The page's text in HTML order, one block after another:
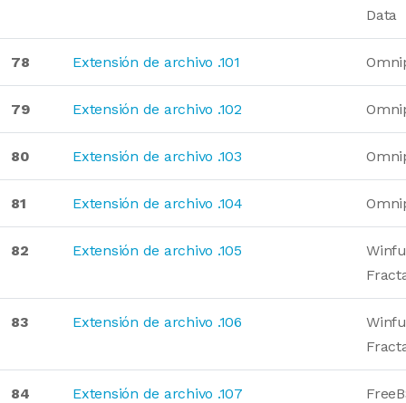
Data
78 Extensión de archivo .101
79 Extensión de archivo .102
80 Extensión de archivo .103
81 Extensión de archivo .104
82 Extensión de archivo .105
83 Extensión de archivo .106
84 Extensión de archivo .107